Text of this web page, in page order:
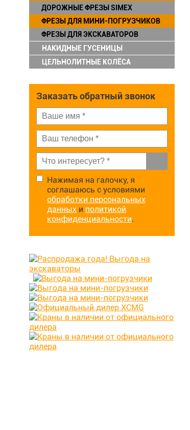
ДОРОЖНЫЕ ФРЕЗЫ SIMEX
ФРЕЗЫ ДЛЯ МИНИ-ПОГРУЗЧИКОВ
ФРЕЗЫ ДЛЯ ЭКСКАВАТОРОВ
НАКИДНЫЕ ГУСЕНИЦЫ
ЦЕЛЬНОЛИТНЫЕ КОЛЁСА
Заказать обратный звонок
Нажимая на галочку, я
соглашаюсь с условиями
обработки персональных
данных и политикой
конфиденциальности.